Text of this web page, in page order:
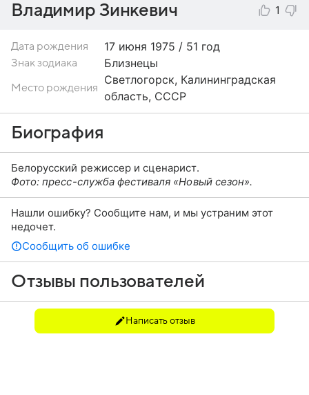
Владимир Зинкевич 1
Дата рождения 17 июня 1975 / 51 год
Знак зодиака Близнецы
Место рождения
Светлогорск, Калининградская
область, СССР
Биография
Белорусский режиссер и сценарист.
Фото: пресс-служба фестиваля «Новый сезон».
Нашли ошибку? Сообщите нам, и мы устраним этот
недочет.
Сообщить об ошибке
Отзывы пользователей
Написать отзыв